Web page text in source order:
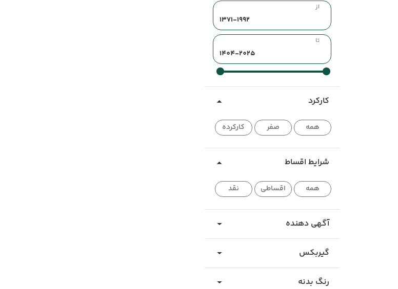
از
تا
کارکرد
همه صفر کارکرده
شرایط اقساط
همه اقساطی نقد
آگهی دهنده
گیربکس
رنگ بدنه